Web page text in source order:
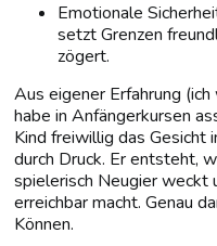
Emotionale
setzt Grenzen
zögert.
Aus eigener Erfahrung
habe in Anfängerkursen
Kind freiwillig das
durch Druck. Er entsteht,
spielerisch Neugier weckt
erreichbar macht. Genau
Können.